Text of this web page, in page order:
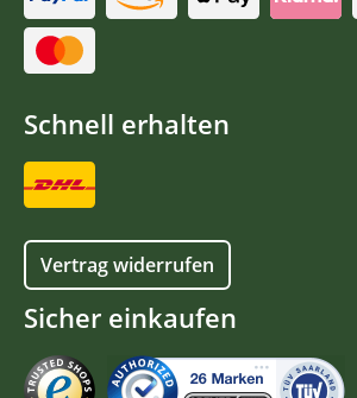
Schnell erhalten
Vertrag widerrufen
Sicher einkaufen